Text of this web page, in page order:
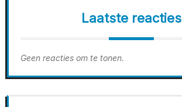
Laatste reacties
Geen reacties om te tonen.